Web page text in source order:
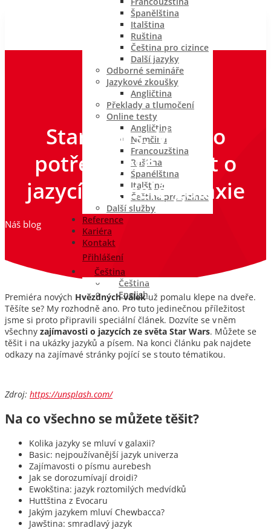
Španělština
Italština
Ruština
Čeština pro cizince
Další jazyky
Odborné semináře
Jazykové zkoušky
Angličtina
Překlady a tlumočení
Online testy
Angličtina
Němčina
Francouzština
Ruština
Španělština
Italština
Čeština pro cizince
Další služby
Reference
Kariéra
Kontakt
Přihlášení
Čeština
Čeština
English
Star Wars: Vše, co
potřebujete vědět o
jazycích z celé galaxie
Náš blog
Premiéra nových Hvězdných válekuž pomalu klepe na dveře.
Těšíte se? My rozhodně ano. Pro tuto jedinečnou příležitost
jsme si proto připravili speciální článek. Dozvíte se v něm
všechny zajímavosti o jazycích ze světa Star Wars. Můžete se
těšit i na ukázky jazyků a písem. Na konci článku pak najdete
odkazy na zajímavé stránky pojící se s touto tématikou.
Zdroj: https://unsplash.com/
Na co všechno se můžete těšit?
Kolika jazyky se mluví v galaxii?
Basic: nejpoužívanější jazyk univerza
Zajímavosti o písmu aurebesh
Jak se dorozumívají droidi?
Ewokština: jazyk roztomilých medvídků
Huttština z Evocaru
Jakým jazykem mluví Chewbacca?
Jawština: smradlavý jazyk